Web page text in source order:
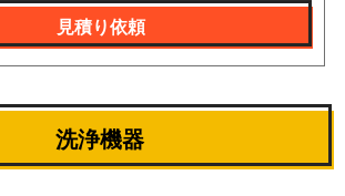
見積り依頼
洗浄機器